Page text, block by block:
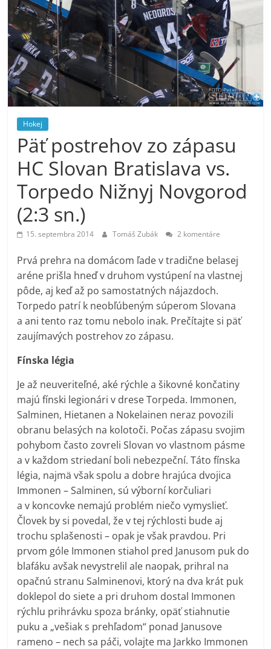
Hokej
Päť postrehov zo zápasu
HC Slovan Bratislava vs.
Torpedo Nižnyj Novgorod
(2:3 sn.)
15. septembra 2014 Tomáš Zubák 2 komentáre
Prvá prehra na domácom ľade v tradične belasej
aréne prišla hneď v druhom vystúpení na vlastnej
pôde, aj keď až po samostatných nájazdoch.
Torpedo patrí k neobľúbeným súperom Slovana
a ani tento raz tomu nebolo inak. Prečítajte si päť
zaujímavých postrehov zo zápasu.
Fínska légia
Je až neuveriteľné, aké rýchle a šikovné končatiny
majú fínski legionári v drese Torpeda. Immonen,
Salminen, Hietanen a Nokelainen neraz povozili
obranu belasých na kolotoči. Počas zápasu svojim
pohybom často zovreli Slovan vo vlastnom pásme
a v každom striedaní boli nebezpeční. Táto fínska
légia, najmä však spolu a dobre hrajúca dvojica
Immonen – Salminen, sú výborní korčuliari
a v koncovke nemajú problém niečo vymyslieť.
Človek by si povedal, že v tej rýchlosti bude aj
trochu splašenosti – opak je však pravdou. Pri
prvom góle Immonen stiahol pred Janusom puk do
blafáku avšak nevystrelil ale naopak, prihral na
opačnú stranu Salminenovi, ktorý na dva krát puk
doklepol do siete a pri druhom dostal Immonen
rýchlu prihrávku spoza bránky, opäť stiahnutie
puku a „vešiak s prehľadom“ ponad Janusove
rameno – nech sa páči, volajte ma Jarkko Immonen